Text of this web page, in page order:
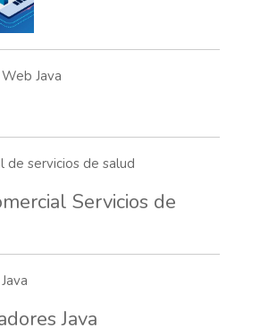
Java
de servicios de salud